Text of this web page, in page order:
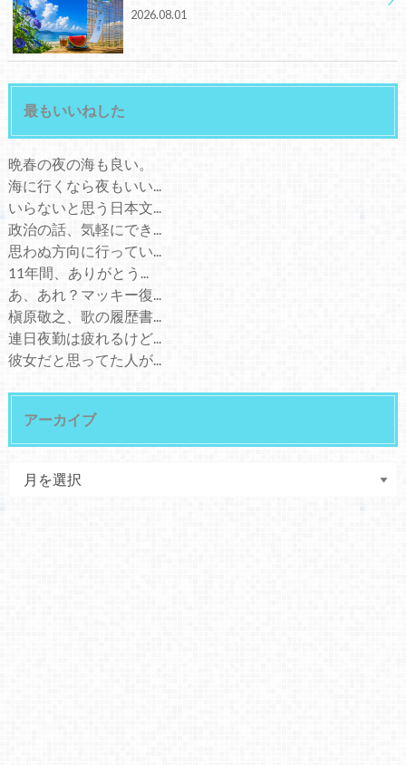
2026.08.01
最もいいねした
晩春の夜の海も良い。
海に行くなら夜もいい...
いらないと思う日本文...
政治の話、気軽にでき...
思わぬ方向に行ってい...
11年間、ありがとう...
あ、あれ？マッキー復...
槇原敬之、歌の履歴書...
連日夜勤は疲れるけど...
彼女だと思ってた人が...
アーカイブ